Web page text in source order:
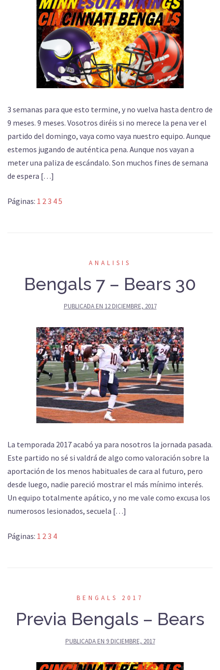
3 semanas para que esto termine, y no vuelva hasta dentro de
9 meses. 9 meses. Vosotros diréis si no merece la pena ver el
partido del domingo, vaya como vaya nuestro equipo. Aunque
estemos jugando de auténtica pena. Aunque nos vayan a
meter una paliza de escándalo. Son muchos fines de semana
de espera […]
Páginas: 1 23 45
ANALISIS
Bengals 7 – Bears 30
PUBLICADA EN 12 DICIEMBRE, 2017
La temporada 2017 acabó ya para nosotros la jornada pasada.
Este partido no sé si valdrá de algo como valoración sobre la
aportación de los menos habituales de cara al futuro, pero
desde luego, nadie pareció mostrar el más mínimo interés.
Un equipo totalmente apático, y no me vale como excusa los
numerosos lesionados, secuela […]
Páginas: 1 23 4
BENGALS 2017
Previa Bengals – Bears
PUBLICADA EN 9 DICIEMBRE, 2017